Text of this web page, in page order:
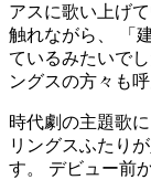
アスに歌い上げ
触れながら、 「
ているみたいで
ングスの方々も
時代劇の主題歌
リングスふたり
す。 デビュー前